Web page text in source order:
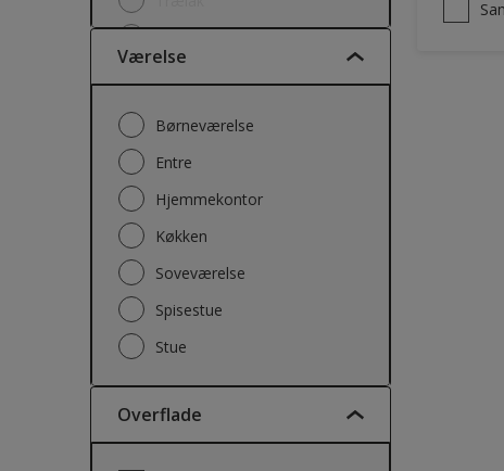
Værelse
Børneværelse
Entre
Hjemmekontor
Køkken
Soveværelse
Spisestue
Stue
Overflade